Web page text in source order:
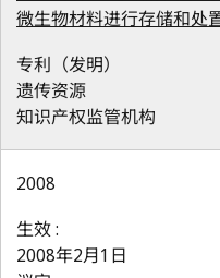
微生物材料进行存储和处
专利（发明）
遗传资源
知识产权监管机构
2008
生效 :
2008年2月1日